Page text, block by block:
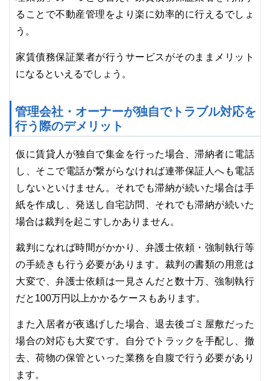
ることで不動産管理をより楽に効率的に行えるでしょ
う。
家賃債務保証業者が行うサービスがそのままメリット
になるといえるでしょう。
管理会社・オーナーが独自でトラブル対応を
行う際のデメリット
仮に賃貸人が独自で集金を行った場合、滞納者に電話
し、そこで電話が繋がらなければ連帯保証人へも電話
しないといけません。それでも滞納が続いた場合は手
紙を作成し、発送し自宅訪問、それでも滞納が続いた
場合は裁判を起こすしかありません。
裁判になれば時間がかかり、弁護士依頼・強制執行等
の手続きも行う必要があります。裁判の書類の用意は
大変で、弁護士依頼は一見さんだと数十万、強制執行
だと100万円以上かかるケースもあります。
また入居者が夜逃げした場合、退去後ゴミ屋敷だった
場合の対応も大変です。自分でトラックを手配し、撤
去、荷物の保管といった業務を自腹で行う必要があり
ます。